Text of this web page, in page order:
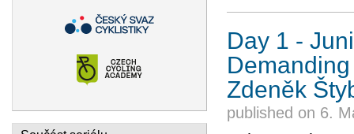
Day 1 -
Zdeněk
published on 6.